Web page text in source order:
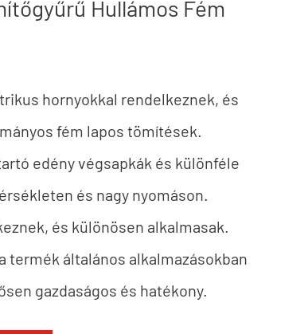
Hullámos Fém
hornyokkal rendelkeznek, és
fém lapos tömítések.
edény végsapkák és különféle
és nagy nyomáson.
és különösen alkalmasak.
termék általános alkalmazásokban
gazdaságos és hatékony.